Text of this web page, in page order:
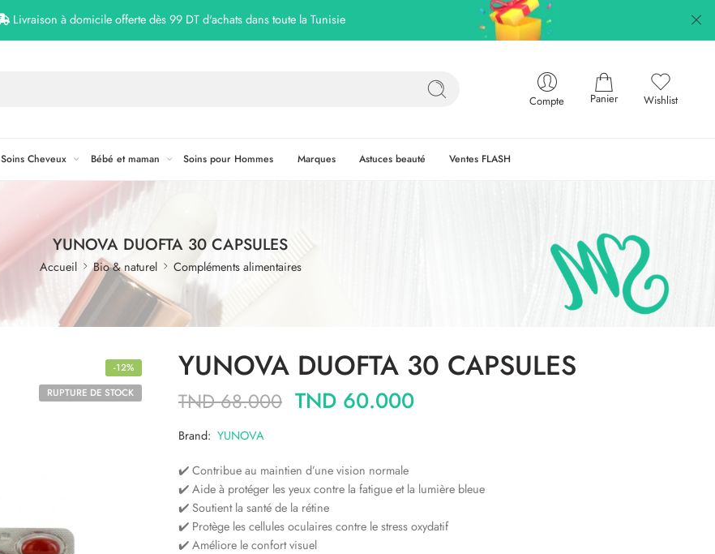
Livraison à domicile offerte dès 99 DT d'achats dans toute la Tunisie
Compte Panier Wishlist
Soins Cheveux Bébé et maman Soins pour Hommes Marques Astuces beauté Ventes FLASH
YUNOVA DUOFTA 30 CAPSULES
Accueil Bio & naturel Compléments alimentaires
-12%
RUPTURE DE STOCK
YUNOVA DUOFTA 30 CAPSULES
TND68.000 TND 60.000
Brand: YUNOVA
✔️ Contribue au maintien d’une vision normale
✔️ Aide à protéger les yeux contre la fatigue et la lumière bleue
✔️ Soutient la santé de la rétine
✔️ Protège les cellules oculaires contre le stress oxydatif
✔️ Améliore le confort visuel